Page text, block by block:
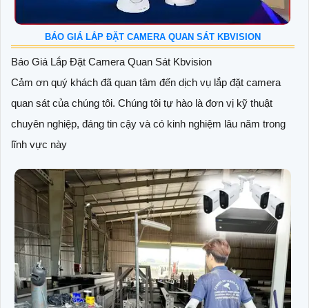
BÁO GIÁ LẮP ĐẶT CAMERA QUAN SÁT KBVISION
Báo Giá Lắp Đặt Camera Quan Sát Kbvision
Cảm ơn quý khách đã quan tâm đến dịch vụ lắp đặt camera
quan sát của chúng tôi. Chúng tôi tự hào là đơn vị kỹ thuật
chuyên nghiệp, đáng tin cậy và có kinh nghiệm lâu năm trong
lĩnh vực này